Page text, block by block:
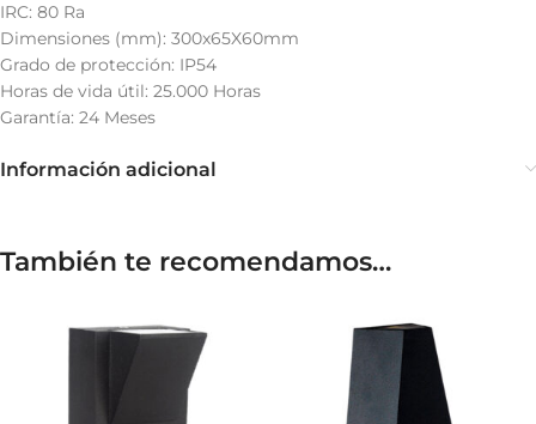
IRC: 80 Ra
Dimensiones (mm): 300x65X60mm
Grado de protección: IP54
Horas de vida útil: 25.000 Horas
Garantía: 24 Meses
Información adicional
También te recomendamos…